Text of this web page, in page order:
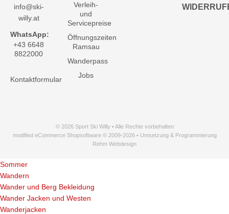
info@ski-
willy.at
WhatsApp:
+43 6648
8822000
Kontaktformular
Verleih-
und
Servicepreise
Öffnungszeiten
Ramsau
Wanderpass
Jobs
© 2026 Sport Ski Willy • Alle Rechte vorbehalten
modified eCommerce Shopsoftware © 2009-2026 • Umsetzung & Programmierung
Rehm Webdesign
Sommer
Wandern
Wander und Berg Bekleidung
Wander Jacken und Westen
Wanderjacken